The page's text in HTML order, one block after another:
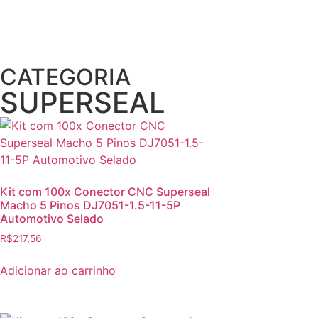
CATEGORIA
SUPERSEAL
Kit com 100x Conector CNC Superseal
Macho 5 Pinos DJ7051-1.5-11-5P
Automotivo Selado
R$217,56
Adicionar ao carrinho